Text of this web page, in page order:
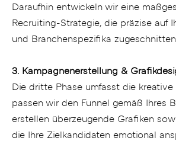
Daraufhin entwickeln wir eine
Recruiting-Strategie, die präzise auf
und Branchenspezifika
3. Kampagnenerstellung &
Die dritte Phase umfasst die
passen wir den Funnel gemäß Ihres
erstellen überzeugende Grafiken
die Ihre Zielkandidaten emotional